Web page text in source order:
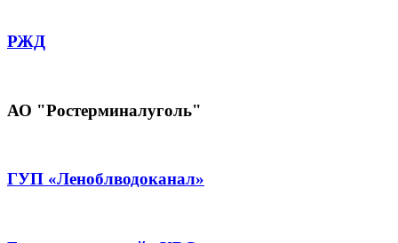
РЖД
АО "Ростерминалуголь"
ГУП «Леноблводоканал»